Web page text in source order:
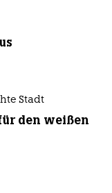
Stadt
den weißen